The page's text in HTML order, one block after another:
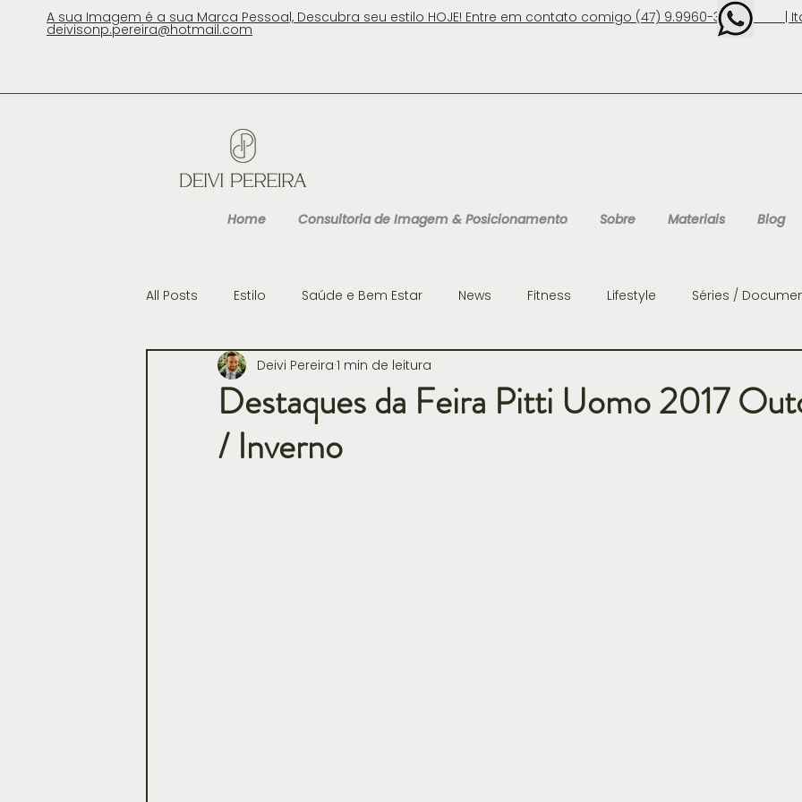
A sua Imagem é a sua Marca Pessoal, Descubra seu estilo HOJE! Entre em contato comigo (47) 9.9960-3131 |
deivisonp.pereira@hotmail.com
Home Consultoria de Imagem & Posicionamento Sobre Materiais Blog
All Posts Estilo Saúde e Bem Estar News Fitness Lifestyle Séries /
Cultura Gastronomia e Viagens
Casamentos
Destaques da Feira Pitti Uomo 2017
/ Inverno
Deivi Pereira 1 min de leitura